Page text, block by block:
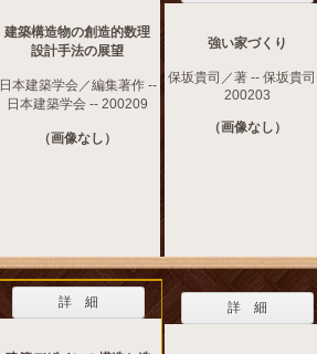
建築構造物の創造的数理
設計手法の展望
日本建築学会／編集著作 --
日本建築学会 -- 200209
（画像なし）
強い家づくり
保坂貴司／著 -- 保坂貴
200203
（画像なし）
詳 細 詳 細